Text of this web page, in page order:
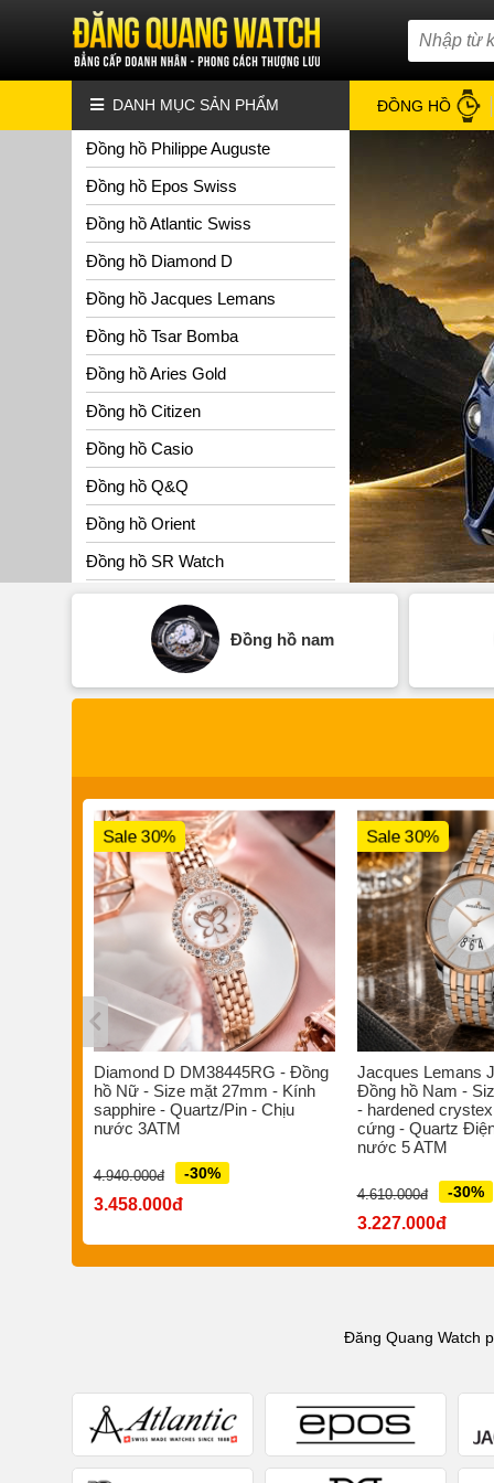
DANH MỤC SẢN PHẨM
Đồng hồ Philippe Auguste
Đồng hồ Epos Swiss
Đồng hồ Atlantic Swiss
Đồng hồ Diamond D
Đồng hồ Jacques Lemans
Đồng hồ Tsar Bomba
Đồng hồ Aries Gold
Đồng hồ Citizen
Đồng hồ Casio
Đồng hồ Q&Q
Đồng hồ Orient
Đồng hồ SR Watch
ĐỒNG HỒ
Đồng hồ nam
Sale 30%
Diamond D DM38445RG - Đồng
hồ Nữ - Size mặt 27mm - Kính
sapphire - Quartz/Pin - Chịu
nước 3ATM
4.940.000đ -30%
3.458.000đ
Sale 30%
Jacques Lemans
Đồng hồ Nam -
- hardened
cứng - Quartz
nước 5 ATM
4.610.000đ -30%
3.227.000đ
Đăng Quang Watch